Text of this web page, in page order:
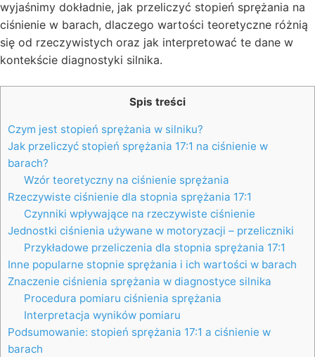
wyjaśnimy dokładnie, jak przeliczyć stopień sprężania na
ciśnienie w barach, dlaczego wartości teoretyczne różnią
się od rzeczywistych oraz jak interpretować te dane w
kontekście diagnostyki silnika.
Spis treści
Czym jest stopień sprężania w silniku?
Jak przeliczyć stopień sprężania 17:1 na ciśnienie w
barach?
Wzór teoretyczny na ciśnienie sprężania
Rzeczywiste ciśnienie dla stopnia sprężania 17:1
Czynniki wpływające na rzeczywiste ciśnienie
Jednostki ciśnienia używane w motoryzacji – przeliczniki
Przykładowe przeliczenia dla stopnia sprężania 17:1
Inne popularne stopnie sprężania i ich wartości w barach
Znaczenie ciśnienia sprężania w diagnostyce silnika
Procedura pomiaru ciśnienia sprężania
Interpretacja wyników pomiaru
Podsumowanie: stopień sprężania 17:1 a ciśnienie w
barach